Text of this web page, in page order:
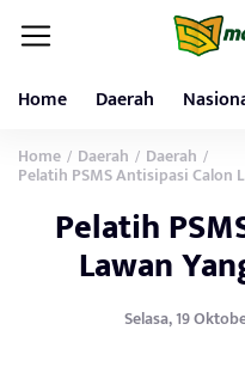
Home Daerah
Home / Daerah / Daerah /
Pelatih PSMS Antisipasi Calon
Pelatih
Lawan
Selasa, 19